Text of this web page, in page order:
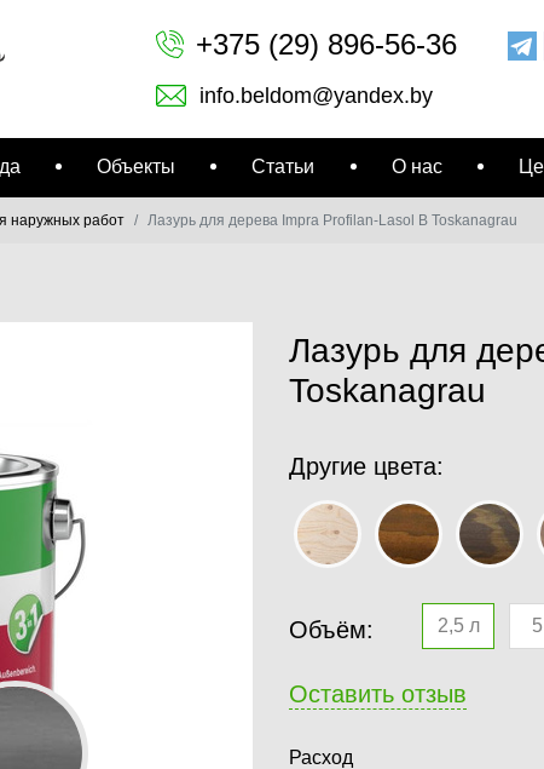
+375 (29) 896-56-36
info.beldom@yandex.by
Объекты Статьи О нас
наружных работ Лазурь для дерева Impra Profilan-Lasol B Toskanagrau
Лазурь для
Toskanagrau
Другие цвета:
Объём: 2,5 л
Оставить отзыв
Расход